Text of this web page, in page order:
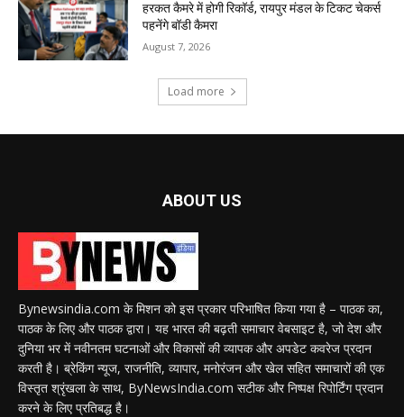
हरकत कैमरे में होगी रिकॉर्ड, रायपुर मंडल के टिकट चेकर्स
पहनेंगे बॉडी कैमरा
August 7, 2026
Load more
ABOUT US
Bynewsindia.com के मिशन को इस प्रकार परिभाषित किया गया है – पाठक का,
पाठक के लिए और पाठक द्वारा। यह भारत की बढ़ती समाचार वेबसाइट है, जो देश और
दुनिया भर में नवीनतम घटनाओं और विकासों की व्यापक और अपडेट कवरेज प्रदान
करती है। ब्रेकिंग न्यूज, राजनीति, व्यापार, मनोरंजन और खेल सहित समाचारों की एक
विस्तृत श्रृंखला के साथ, ByNewsIndia.com सटीक और निष्पक्ष रिपोर्टिंग प्रदान
करने के लिए प्रतिबद्ध है।